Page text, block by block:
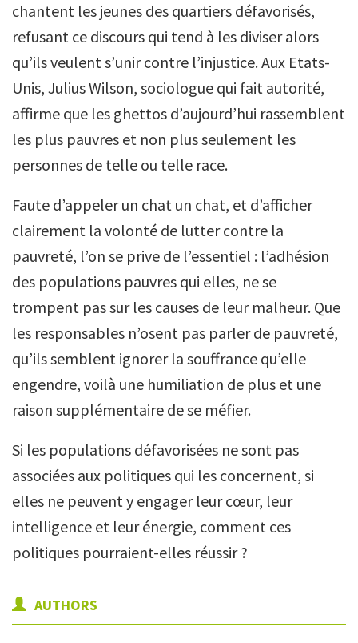
chantent les jeunes des quartiers défavorisés,
refusant ce discours qui tend à les diviser alors
qu’ils veulent s’unir contre l’injustice. Aux Etats-
Unis, Julius Wilson, sociologue qui fait autorité,
affirme que les ghettos d’aujourd’hui rassemblent
les plus pauvres et non plus seulement les
personnes de telle ou telle race.
Faute d’appeler un chat un chat, et d’afficher
clairement la volonté de lutter contre la
pauvreté, l’on se prive de l’essentiel : l’adhésion
des populations pauvres qui elles, ne se
trompent pas sur les causes de leur malheur. Que
les responsables n’osent pas parler de pauvreté,
qu’ils semblent ignorer la souffrance qu’elle
engendre, voilà une humiliation de plus et une
raison supplémentaire de se méfier.
Si les populations défavorisées ne sont pas
associées aux politiques qui les concernent, si
elles ne peuvent y engager leur cœur, leur
intelligence et leur énergie, comment ces
politiques pourraient-elles réussir ?
AUTHORS